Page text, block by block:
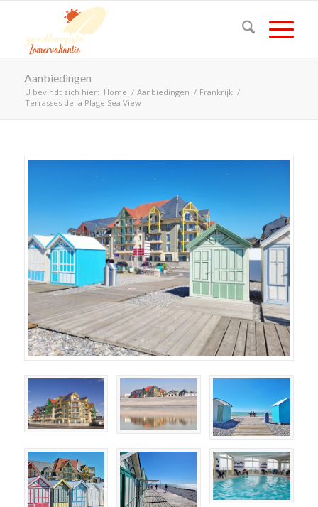
Aanbiedingen
U bevindt zich hier: Home / Aanbiedingen / Frankrijk /
Terrasses de la Plage Sea View